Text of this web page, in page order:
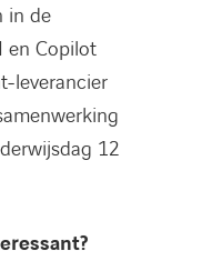
in de
en Copilot
leverancier
12